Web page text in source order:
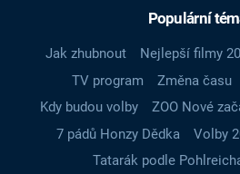
Populární
Jak zhubnout Nejlepší filmy
TV program
Změna času
Kdy budou volby
ZOO Nové
7 pádů Honzy Dědka
Volby
Tatarák podle